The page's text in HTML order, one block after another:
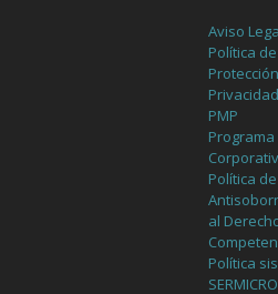
Aviso
Política
Privacidad
PMP
Política
al
Política
SERMICRO